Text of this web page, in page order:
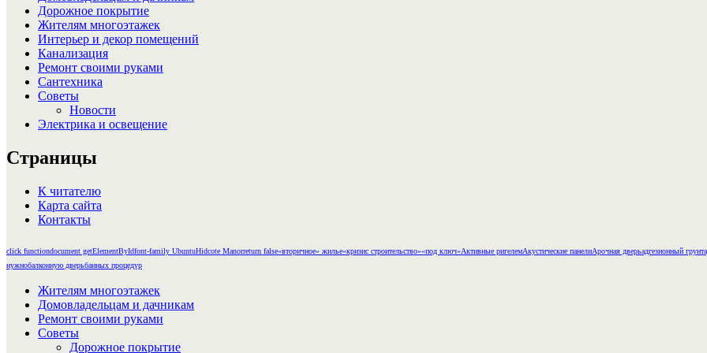
Дорожное покрытие
Жителям многоэтажек
Интерьер и декор помещений
Канализация
Ремонт своими руками
Сантехника
Советы
Новости
Электрика и освещение
Страницы
К читателю
Карта сайта
Контакты
click functiondocument getElementByIdfont-family UbuntuHidcote Manorreturn false«вторичное» жилье«кризис строительство»«под ключ»Активные ригелемАкустические панелиАрочная дверьадгезионный грунт
нужнобалконную дверьбанных процедур
Жителям многоэтажек
Домовладельцам и дачникам
Ремонт своими руками
Советы
Дорожное покрытие